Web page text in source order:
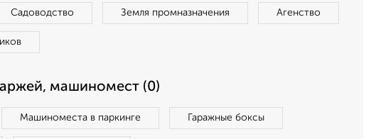
Садоводство Земля промназначения Агенство
машиномест (0)
Машиноместа в паркинге Гаражные боксы